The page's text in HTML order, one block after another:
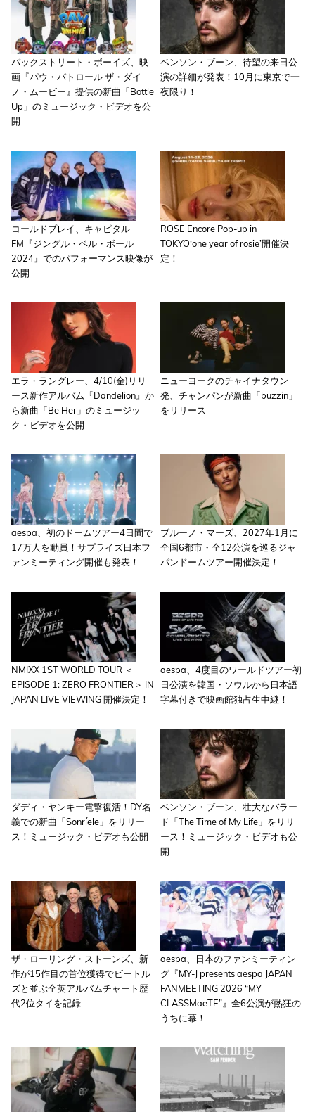
バックストリート・ボーイズ、映
画『パウ・パトロール ザ・ダイ
ノ・ムービー』提供の新曲「Bottle
Up」のミュージック・ビデオを公
開
ベンソン・ブーン、待望の来日公
演の詳細が発表！10月に東京で一
夜限り！
コールドプレイ、キャピタル
FM『ジングル・ベル・ボール
2024』でのパフォーマンス映像が
公開
ROSE Encore Pop-up in
TOKYO‘one year of rosie’開催決
定！
エラ・ラングレー、4/10(金)リリ
ース新作アルバム『Dandelion』か
ら新曲「Be Her」のミュージッ
ク・ビデオを公開
ニューヨークのチャイナタウン
発、チャンパンが新曲「buzzin」
をリリース
aespa、初のドームツアー4日間で
17万人を動員！サプライズ日本フ
ァンミーティング開催も発表！
ブルーノ・マーズ、2027年1月に
全国6都市・全12公演を巡るジャ
パンドームツアー開催決定！
NMIXX 1ST WORLD TOUR ＜
EPISODE 1: ZERO FRONTIER＞ IN
JAPAN LIVE VIEWING 開催決定！
aespa、4度目のワールドツアー初
日公演を韓国・ソウルから日本語
字幕付きで映画館独占生中継！
ダディ・ヤンキー電撃復活！DY名
義での新曲「Sonríele」をリリー
ス！ミュージック・ビデオも公開
ベンソン・ブーン、壮大なバラー
ド「The Time of My Life」をリリ
ース！ミュージック・ビデオも公
開
ザ・ローリング・ストーンズ、新
作が15作目の首位獲得でビートル
ズと並ぶ全英アルバムチャート歴
代2位タイを記録
aespa、日本のファンミーティン
グ『MY-J presents aespa JAPAN
FANMEETING 2026 “MY
CLASSMaeTE”』全6公演が熱狂の
うちに幕！